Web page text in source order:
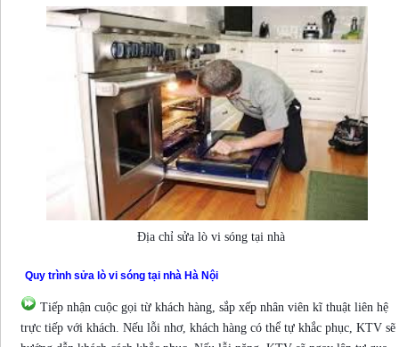
Địa chỉ sửa lò vi sóng tại nhà
Quy trình sửa lò vi sóng tại nhà Hà Nội
Tiếp nhận cuộc gọi từ khách hàng, sắp xếp nhân viên kĩ thuật liên hệ
trực tiếp với khách. Nếu lỗi nhơ, khách hàng có thể tự khắc phục, KTV sẽ